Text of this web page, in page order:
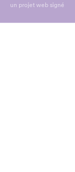
un projet web signé